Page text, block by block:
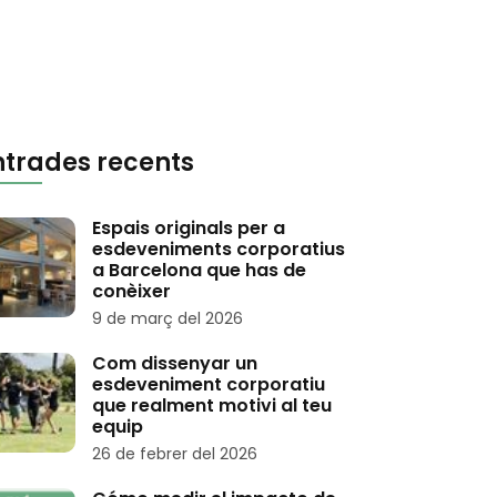
recents
Espais originals per a
esdeveniments corporatius
a Barcelona que has de
conèixer
9 de març del 2026
Com dissenyar un
esdeveniment corporatiu
que realment motivi al teu
equip
26 de febrer del 2026